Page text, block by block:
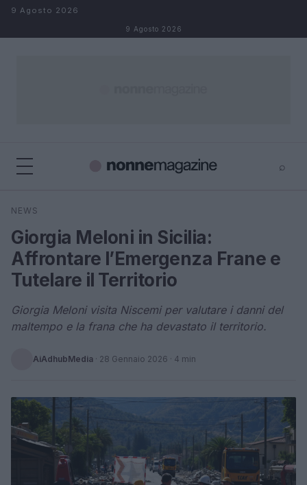
Salta al contenuto
9 Agosto 2026
9 Agosto 2026
⌕
Cerca
NEWS
Giorgia Meloni in Sicilia:
Affrontare l’Emergenza Frane e
Tutelare il Territorio
Giorgia Meloni visita Niscemi per valutare i danni del
maltempo e la frana che ha devastato il territorio.
AiAdhubMedia · 28 Gennaio 2026 · 4 min